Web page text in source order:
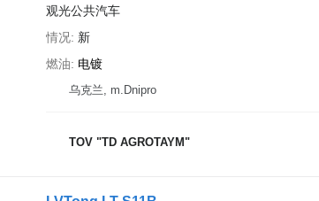
观光公共汽车
情况 新
燃油
电镀
乌克兰, m.Dnipro
TOV "TD AGROTAYM"